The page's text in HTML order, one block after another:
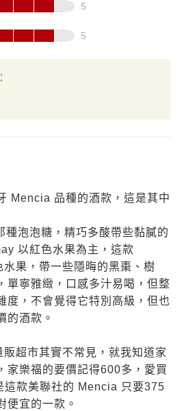
Mencia 品種的酒款，這是其中
種泡泡糖，精巧多酸帶些黏膩的
以紅色水果為主，這款
果，帶一些隱晦的黑棗、樹
單寧雅緻，口感多汁易喝，但整
度，不會覺得它特別高級，但也
的酒款。
超市其實不常見，就我知道家
家樂福的要價記得600多，愛買
這款美聯社的 Mencia 只要375
便宜的一款。